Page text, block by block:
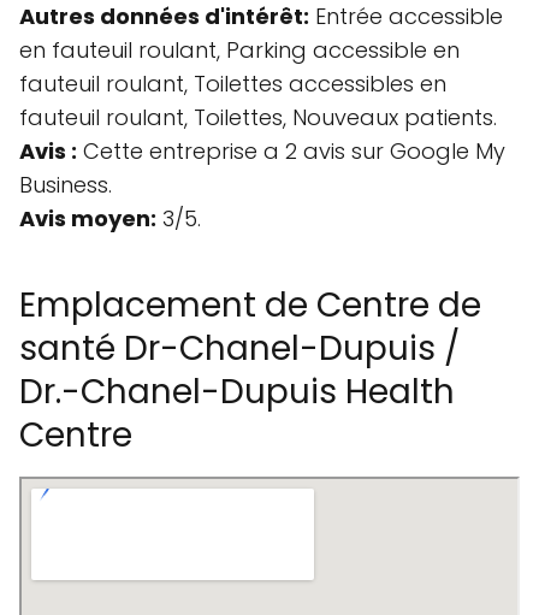
Autres données d'intérêt: Entrée accessible
en fauteuil roulant, Parking accessible en
fauteuil roulant, Toilettes accessibles en
fauteuil roulant, Toilettes, Nouveaux patients.
Avis : Cette entreprise a 2 avis sur Google My
Business.
Avis moyen: 3/5.
Emplacement de Centre de
santé Dr-Chanel-Dupuis /
Dr.-Chanel-Dupuis Health
Centre